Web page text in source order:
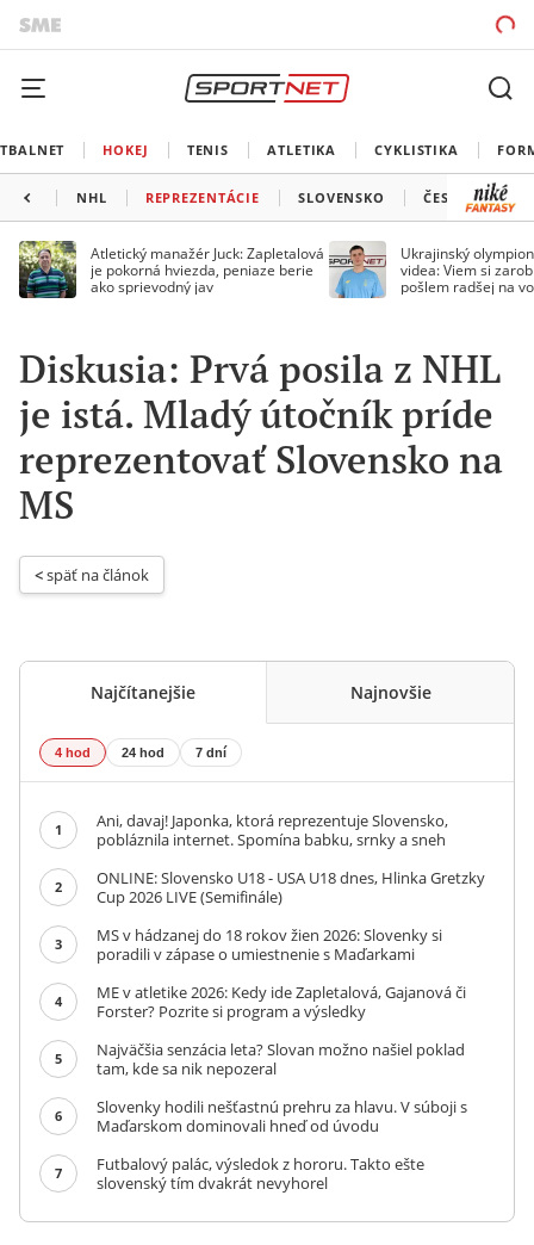
HOKEJ TENIS ATLETIKA CYKLISTIKA
NHL REPREZENTÁCIE SLOVENSKO ČESKO
Atletický manažér Juck: Zapletalová
je pokorná hviezda, peniaze berie
ako sprievodný jav
Ukrajinský
videa: Viem si
pošlem radšej na
Diskusia: Prvá posila z NHL
je istá. Mladý útočník príde
reprezentovať Slovensko na
MS
< späť na článok
Najčítanejšie Najnovšie
4 hod 24 hod 7 dní
1
Ani, davaj! Japonka, ktorá reprezentuje Slovensko,
pobláznila internet. Spomína babku, srnky a sneh
2
ONLINE: Slovensko U18 - USA U18 dnes, Hlinka Gretzky
Cup 2026 LIVE (Semifinále)
3
MS v hádzanej do 18 rokov žien 2026: Slovenky si
poradili v zápase o umiestnenie s Maďarkami
4
ME v atletike 2026: Kedy ide Zapletalová, Gajanová či
Forster? Pozrite si program a výsledky
5
Najväčšia senzácia leta? Slovan možno našiel poklad
tam, kde sa nik nepozeral
6
Slovenky hodili nešťastnú prehru za hlavu. V súboji s
Maďarskom dominovali hneď od úvodu
7
Futbalový palác, výsledok z hororu. Takto ešte
slovenský tím dvakrát nevyhorel